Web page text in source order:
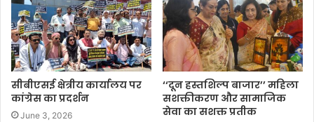
सीबीएसई क्षेत्रीय कार्यालय पर
कांग्रेस का प्रदर्शन
June 3, 2026
‘‘दून हस्तशिल्प बाजार’’ महिला
सशक्तीकरण और सामाजिक
सेवा का सशक्त प्रतीक